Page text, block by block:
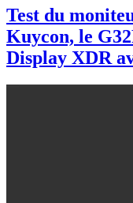
Test du
Kuycon, le
Display XDR